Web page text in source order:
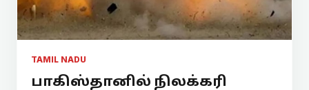
TAMIL NADU
பாகிஸ்தானில் நிலக்கரி